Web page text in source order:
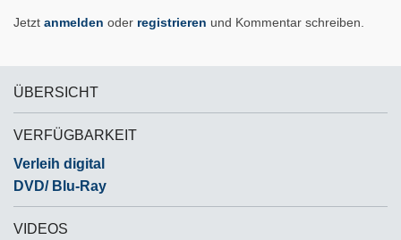
Jetzt anmelden oder registrieren und Kommentar schreiben.
ÜBERSICHT
VERFÜGBARKEIT
Verleih digital
DVD/ Blu-Ray
VIDEOS